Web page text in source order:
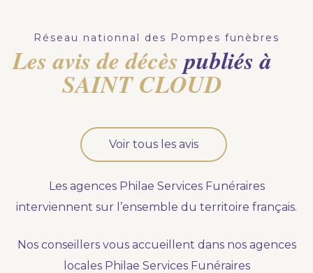
d'obsèques, nos équipe s'engage à vous répondre
dans les meilleurs délais.
Demander un devis obsèques
Optez pour la prévoyance
Vous souhaitez anticiper vos obsèques et soulager
Nous vous accompagnons.
Nos produits en marbrerie
Réseau nationnal des Pompes funèbres
Les avis de décèspubliés à
SAINT CLOUD
Voir tous les avis
Les agences Philae Services Funéraires
interviennent sur l’ensemble du territoire français.
Nos conseillers vous accueillent dans nos agences
locales Philae Services Funéraires